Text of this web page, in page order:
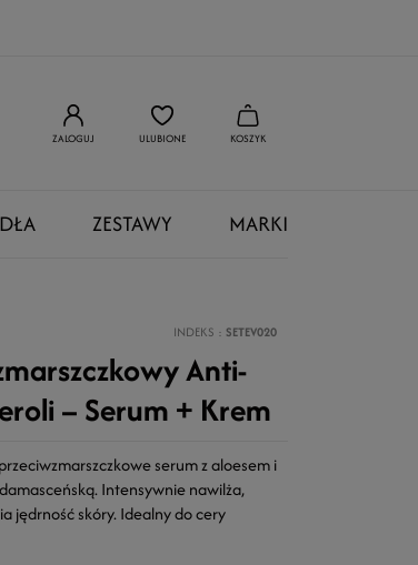
ZALOGUJ ULUBIONE KOSZYK
ZESTAWY MARKI
INDEKS SETEV020
Anti-
– Serum + Krem
serum z aloesem i
Intensywnie nawilża,
jędrność skóry. Idealny do cery